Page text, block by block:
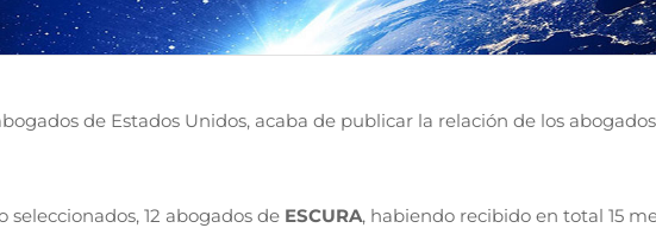
de Estados Unidos, acaba de publicar la relación de los
12 abogados de ESCURA, habiendo recibido en total 15